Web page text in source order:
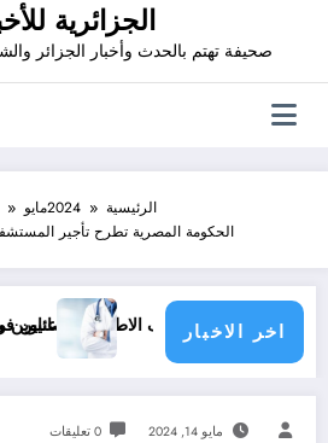
الجزائرية
صحيفة تهتم بالحدث وأخبار الجزائر
الرئيسية 2024مايو
الحكومة المصرية تطرح تأجير
اخر الاخبار
أرقام هاتف الاطباء الاخصائيين في ولاية
عناوين و ارقام
مايو 14, 2024 0 تعليقات